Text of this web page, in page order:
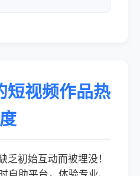
短视频作品热
度
乏初始互动而被埋没！